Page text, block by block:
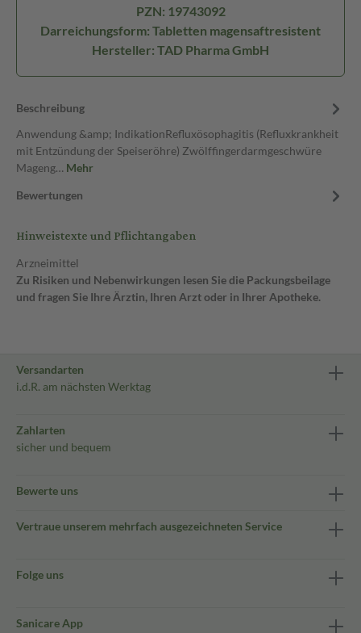
PZN: 19743092
Darreichungsform: Tabletten magensaftresistent
Hersteller: TAD Pharma GmbH
Beschreibung
Anwendung &amp; IndikationRefluxösophagitis (Refluxkrankheit
mit Entzündung der Speiseröhre) Zwölffingerdarmgeschwüre
Mageng… Mehr
Bewertungen
Hinweistexte und Pflichtangaben
Arzneimittel
Zu Risiken und Nebenwirkungen lesen Sie die Packungsbeilage
und fragen Sie Ihre Ärztin, Ihren Arzt oder in Ihrer Apotheke.
Versandarten
i.d.R. am nächsten Werktag
Zahlarten
sicher und bequem
Bewerte uns
Vertraue unserem mehrfach ausgezeichneten Service
Folge uns
Sanicare App